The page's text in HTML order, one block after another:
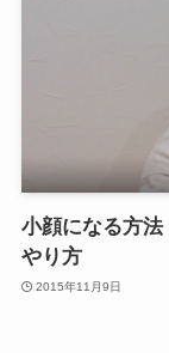
小顔になる方
やり方
2015年11月9日